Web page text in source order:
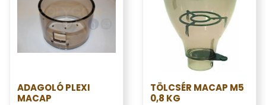
ADAGOLÓ PLEXI
MACAP
TÖLCSÉR MACAP M5
0,8 KG